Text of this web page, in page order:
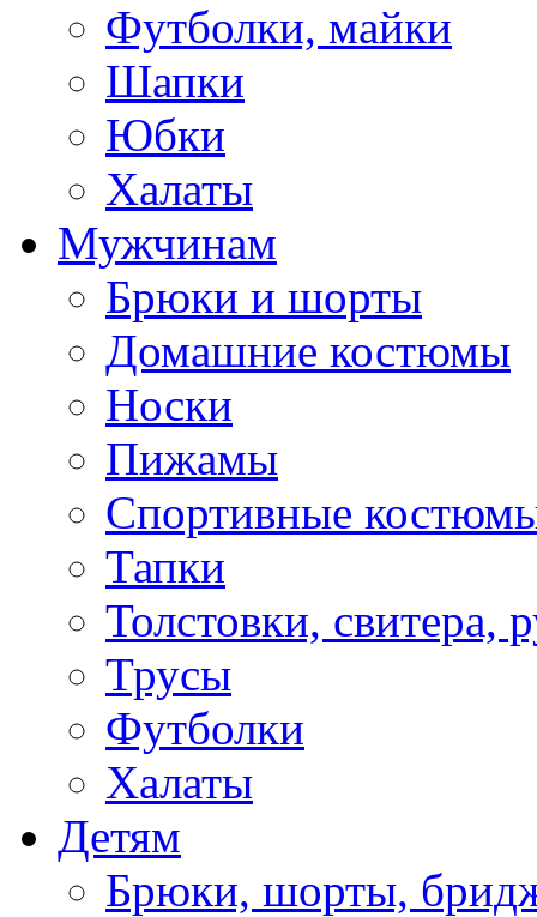
Футболки, майки
Шапки
Юбки
Халаты
Мужчинам
Брюки и шорты
Домашние костюмы
Носки
Пижамы
Спортивные
Тапки
Толстовки, свитера,
Трусы
Футболки
Халаты
Детям
Брюки, шорты,